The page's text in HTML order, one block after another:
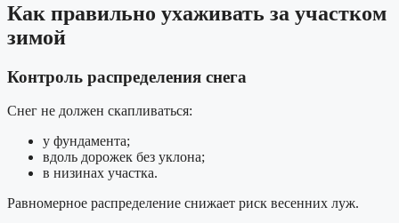
Как правильно ухаживать за участком
зимой
Контроль распределения снега
Снег не должен скапливаться:
у фундамента;
вдоль дорожек без уклона;
в низинах участка.
Равномерное распределение снижает риск весенних луж.